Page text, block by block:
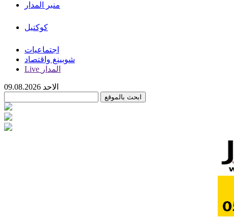
منبر المدار
كوكتيل
اجتماعيات
شوبينغ واقتصاد
Live المدار